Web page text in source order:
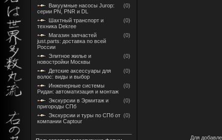
Вакуумные насосы Jurop:
серии PN, PNR и DL
(0)
Шахтный транспорт и
техника Dekree
(0)
Магазин запчастей
just.parts: доставка по всей
России
(0)
Элитное жилье и
новостройки Москвы
(0)
Детские аксессуары для
волос: виды и выбор
(0)
Инженерные системы
Ридан: автоматизация и монтаж
(0)
Экскурсии в Эрмитаж и
пригороды СПб
(0)
Экскурсии и туры по СПб от
компании Captour
(0)
Для